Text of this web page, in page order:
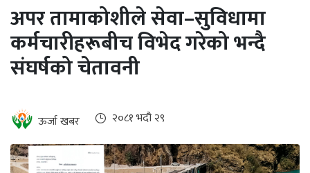
खबर
हरित
हाइड्रोजन
सम्पादकीय
बैंक
अपर तामाकोशीले सेवा–सुविधामा
कर्मचारीहरूबीच विभेद गरेको भन्दै
संघर्षको चेतावनी
ऊर्जा खबर २०८१ भदौ २९